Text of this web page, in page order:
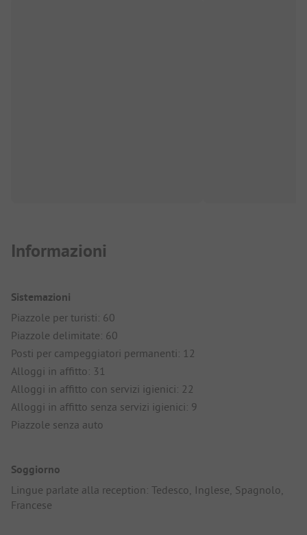
Informazioni
Sistemazioni
Piazzole per turisti: 60
Piazzole delimitate: 60
Posti per campeggiatori permanenti: 12
Alloggi in affitto: 31
Alloggi in affitto con servizi igienici: 22
Alloggi in affitto senza servizi igienici: 9
Piazzole senza auto
Soggiorno
Lingue parlate alla reception: Tedesco, Inglese, Spagnolo,
Francese